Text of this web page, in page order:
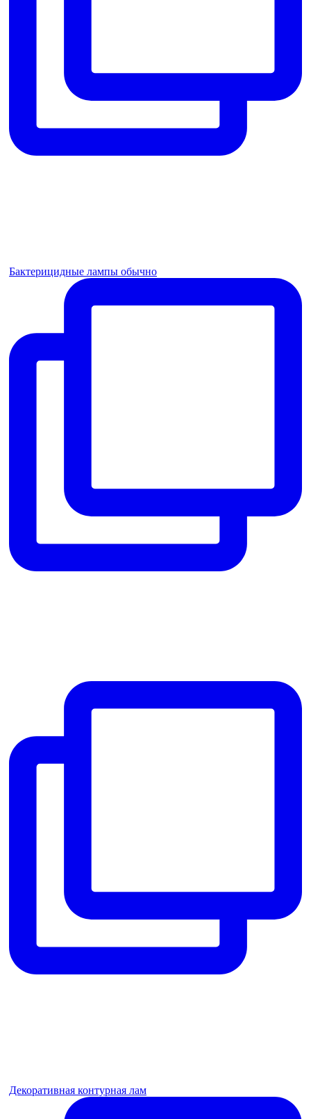
Бактерицидные лампы обычно
Декоративная контурная лам